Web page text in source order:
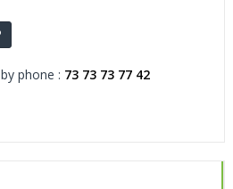
phone : 73 73 73 77 42